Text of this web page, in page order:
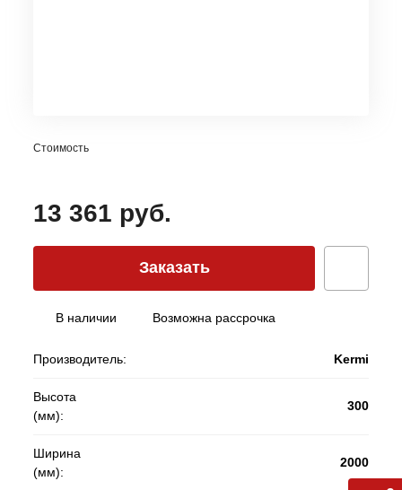
Стоимость
13 361 руб.
Заказать
В наличии Возможна рассрочка
Производитель: Kermi
Высота
(мм):
300
Ширина
(мм):
2000